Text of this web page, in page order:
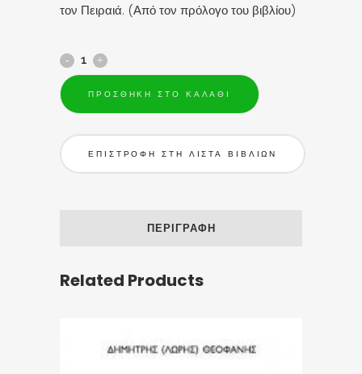
τον Πειραιά. (Από τον πρόλογο του βιβλίου)
ΠΡΟΣΘΉΚΗ ΣΤΟ ΚΑΛΆΘΙ
ΕΠΙΣΤΡΟΦΗ ΣΤΗ ΛΙΣΤΑ ΒΙΒΛΙΩΝ
ΠΕΡΙΓΡΑΦΉ
Related Products